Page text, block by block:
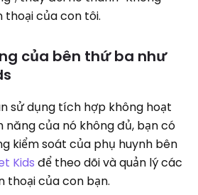
thoại của con tôi.
của bên thứ ba như
sử dụng tích hợp không hoạt
của nó không đủ, bạn có
kiểm soát của phụ huynh bên
Kids để theo dõi và quản lý các
thoại của con bạn.